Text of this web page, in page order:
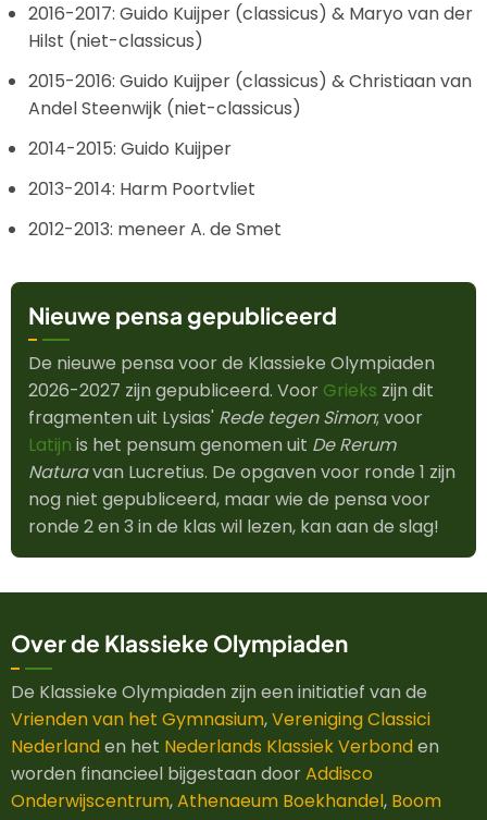
2016-2017: Guido Kuijper (classicus) & Maryo van der
Hilst (niet-classicus)
2015-2016: Guido Kuijper (classicus) & Christiaan van
Andel Steenwijk (niet-classicus)
2014-2015: Guido Kuijper
2013-2014: Harm Poortvliet
2012-2013: meneer A. de Smet
Nieuwe pensa gepubliceerd
De nieuwe pensa voor de Klassieke Olympiaden
2026-2027 zijn gepubliceerd. Voor Grieks zijn dit
fragmenten uit Lysias' Rede tegen Simon; voor
Latijn is het pensum genomen uit De Rerum
Naturavan Lucretius. De opgaven voor ronde 1 zijn
nog niet gepubliceerd, maar wie de pensa voor
ronde 2 en 3 in de klas wil lezen, kan aan de slag!
Over de Klassieke Olympiaden
De Klassieke Olympiaden zijn een initiatief van de
Vrienden van het Gymnasium,Vereniging Classici
Nederlanden het Nederlands Klassiek Verbonden
worden financieel bijgestaan doorAddisco
Onderwijscentrum,Athenaeum Boekhandel, Boom